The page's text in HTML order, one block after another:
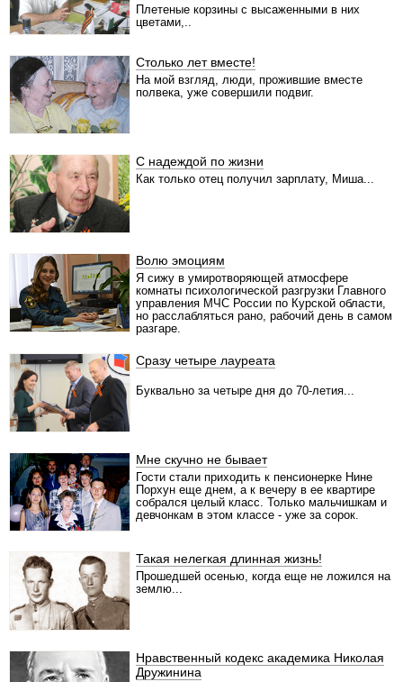
Плетеные корзины с высаженными в них
цветами,..
Столько лет вместе!
На мой взгляд, люди, прожившие вместе
полвека, уже совершили подвиг.
С надеждой по жизни
Как только отец получил зарплату, Миша...
Волю эмоциям
Я сижу в умиротворяющей атмосфере
комнаты психологической разгрузки Главного
управления МЧС России по Курской области,
но расслабляться рано, рабочий день в самом
разгаре.
Сразу четыре лауреата
Буквально за четыре дня до 70-летия...
Мне скучно не бывает
Гости стали приходить к пенсионерке Нине
Порхун еще днем, а к вечеру в ее квартире
собрался целый класс. Только мальчишкам и
девчонкам в этом классе - уже за сорок.
Такая нелегкая длинная жизнь!
Прошедшей осенью, когда еще не ложился на
землю...
Нравственный кодекс академика Николая
Дружинина